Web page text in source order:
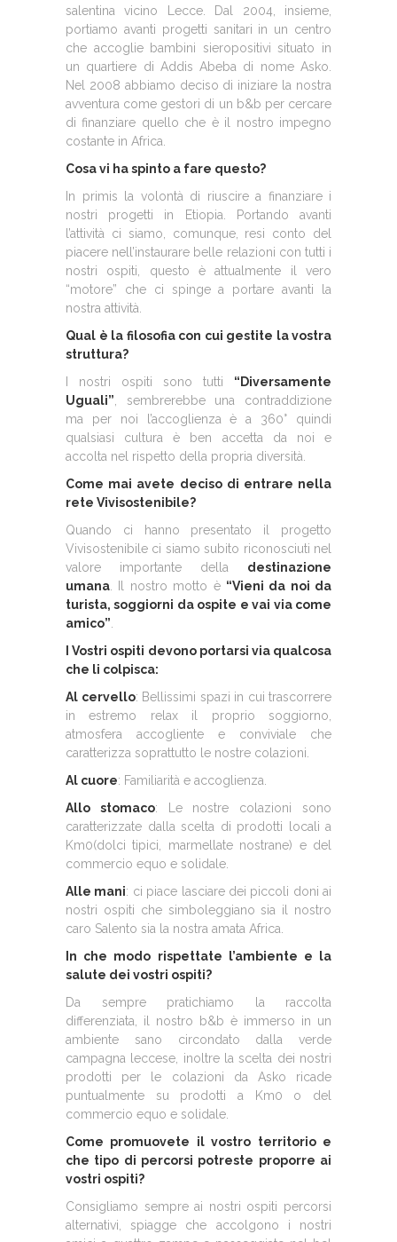
salentina vicino Lecce. Dal 2004, insieme,
portiamo avanti progetti sanitari in un centro
che accoglie bambini sieropositivi situato in
un quartiere di Addis Abeba di nome Asko.
Nel 2008 abbiamo deciso di iniziare la nostra
avventura come gestori di un b&b per cercare
di finanziare quello che è il nostro impegno
costante in Africa.
Cosa vi ha spinto a fare questo?
In primis la volontà di riuscire a finanziare i
nostri progetti in Etiopia. Portando avanti
l’attività ci siamo, comunque, resi conto del
piacere nell’instaurare belle relazioni con tutti i
nostri ospiti, questo è attualmente il vero
“motore” che ci spinge a portare avanti la
nostra attività.
Qual è la filosofia con cui gestite la vostra
struttura?
I nostri ospiti sono tutti “Diversamente
Uguali” , sembrerebbe una contraddizione
ma per noi l’accoglienza è a 360° quindi
qualsiasi cultura è ben accetta da noi e
accolta nel rispetto della propria diversità.
Come mai avete deciso di entrare nella
rete Vivisostenibile?
Quando ci hanno presentato il progetto
Vivisostenibile ci siamo subito riconosciuti nel
valore importante della destinazione
umana . Il nostro motto è “Vieni da noi da
turista, soggiorni da ospite e vai via come
amico”
I Vostri ospiti devono portarsi via qualcosa
che li colpisca:
Al cervello: Bellissimi spazi in cui trascorrere
in estremo relax il proprio soggiorno,
atmosfera accogliente e conviviale che
caratterizza soprattutto le nostre colazioni.
Al cuore: Familiarità e accoglienza.
Allo stomaco: Le nostre colazioni sono
caratterizzate dalla scelta di prodotti locali a
Km0(dolci tipici, marmellate nostrane) e del
commercio equo e solidale.
Alle mani: ci piace lasciare dei piccoli doni ai
nostri ospiti che simboleggiano sia il nostro
caro Salento sia la nostra amata Africa.
In che modo rispettate l’ambiente e la
salute dei vostri ospiti?
Da sempre pratichiamo la raccolta
differenziata, il nostro b&b è immerso in un
ambiente sano circondato dalla verde
campagna leccese, inoltre la scelta dei nostri
prodotti per le colazioni da Asko ricade
puntualmente su prodotti a Km0 o del
commercio equo e solidale.
Come promuovete il vostro territorio e
che tipo di percorsi potreste proporre ai
vostri ospiti?
Consigliamo sempre ai nostri ospiti percorsi
alternativi, spiagge che accolgono i nostri